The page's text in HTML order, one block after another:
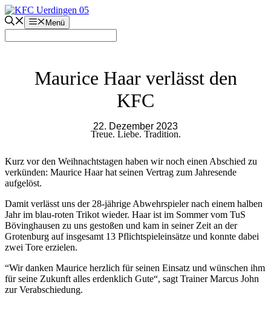
Zum
Inhalt
springen
Menü
Maurice Haar verlässt den
KFC
22. Dezember 2023
Treue. Liebe. Tradition.
Kurz vor den Weihnachtstagen haben wir noch einen Abschied zu
verkünden: Maurice Haar hat seinen Vertrag zum Jahresende
aufgelöst.
Damit verlässt uns der 28-jährige Abwehrspieler nach einem halben
Jahr im blau-roten Trikot wieder. Haar ist im Sommer vom TuS
Bövinghausen zu uns gestoßen und kam in seiner Zeit an der
Grotenburg auf insgesamt 13 Pflichtspieleinsätze und konnte dabei
zwei Tore erzielen.
“Wir danken Maurice herzlich für seinen Einsatz und wünschen ihm
für seine Zukunft alles erdenklich Gute“, sagt Trainer Marcus John
zur Verabschiedung.